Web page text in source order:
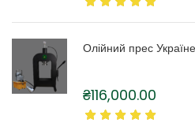
Олійний прес
₴116,000.00